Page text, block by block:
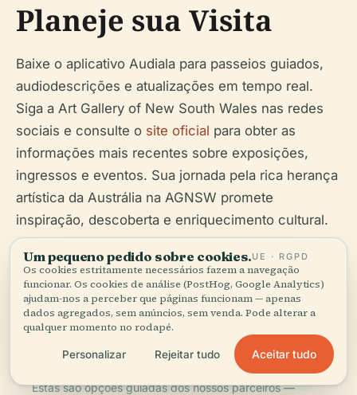
Planeje sua Visita
Baixe o aplicativo Audiala para passeios guiados,
audiodescrições e atualizações em tempo real.
Siga a Art Gallery of New South Wales nas redes
sociais e consulte o site oficial para obter as
informações mais recentes sobre exposições,
ingressos e eventos. Sua jornada pela rica herança
artística da Austrália na AGNSW promete
inspiração, descoberta e enriquecimento cultural.
Tickets &tours.
Estas são opções guiadas dos nossos parceiros —
Um pequeno pedido sobre cookies.UE · RGPD
Os cookies estritamente necessários fazem a navegação
funcionar. Os cookies de análise (PostHog, Google Analytics)
ajudam-nos a perceber que páginas funcionam — apenas
dados agregados, sem anúncios, sem venda. Pode alterar a
qualquer momento no rodapé.
Personalizar Rejeitar tudo Aceitar tudo